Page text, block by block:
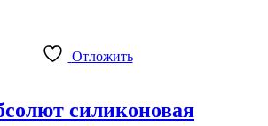
Отложить
силиконовая